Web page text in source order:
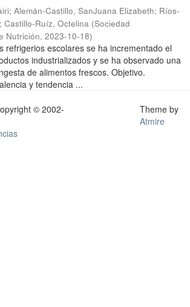
; Alemán-Castillo, SanJuana Elizabeth; Ríos-
; Castillo-Ruíz, Octelina (Sociedad
Nutrición, 2023-10-18)
refrigerios escolares se ha incrementado el
industrializados y se ha observado una
de alimentos frescos. Objetivo.
y tendencia ...
© 2002-
Theme by
Atmire